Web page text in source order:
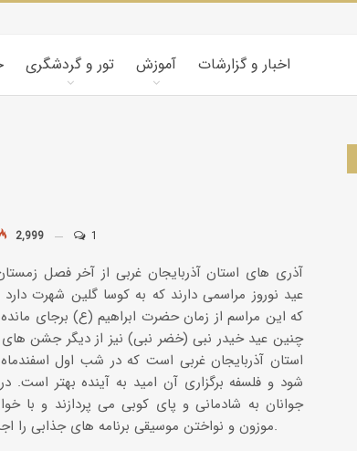
تور و گردشگری آموزش اخبار و گزارشات
2,999 1
آذری های استان آذربایجان غربی از آخر فصل
عید نوروز مراسمی دارند که به کوسا گلین شهرت دارد
که این مراسم از زمان حضرت ابراهیم (ع) برجای
چنین عید خیدر نبی (خضر نبی) نیز از دیگر جشن
استان آذربایجان غربی است که در شب اول اسفندماه
شود و فلسفه برگزاری آن امید به آینده بهتر است.
جوانان به شادمانی و پای کوبی می پردازند و با
موزون و نواختن موسیقی برنامه های جذابی را اجرا می کنند.